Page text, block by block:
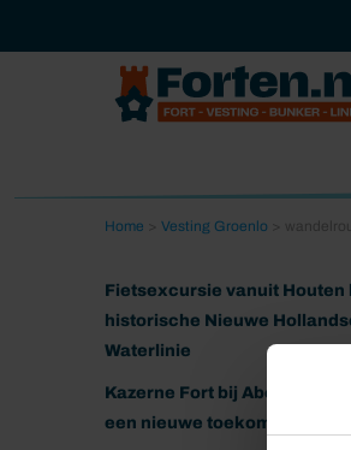
Home Vesting Groenlo
Fietsexcursie vanuit Houten
historische Nieuwe
Waterlinie
Kazerne Fort bij Abcoude
een nieuwe toekomst